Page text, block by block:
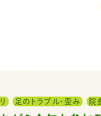
足のトラブル・歪み 院